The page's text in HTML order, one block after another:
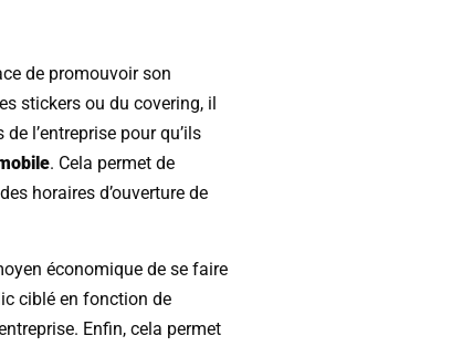
de promouvoir son
stickers ou du covering, il
l’entreprise pour qu’ils
. Cela permet de
horaires d’ouverture de
économique de se faire
ciblé en fonction de
Enfin, cela permet